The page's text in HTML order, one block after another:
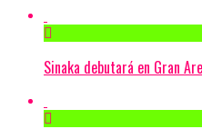
Sinaka debutará en Gran